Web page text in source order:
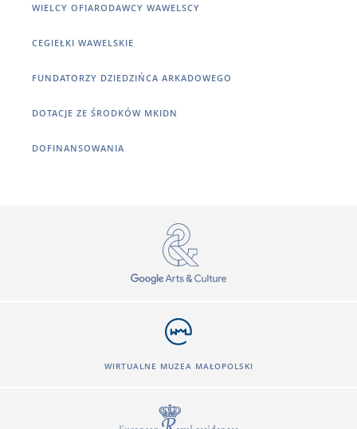
WIELCY OFIARODAWCY WAWELSCY
CEGIEŁKI WAWELSKIE
FUNDATORZY DZIEDZIŃCA ARKADOWEGO
DOTACJE ZE ŚRODKÓW MKIDN
DOFINANSOWANIA
WIRTUALNE MUZEA MAŁOPOLSKI